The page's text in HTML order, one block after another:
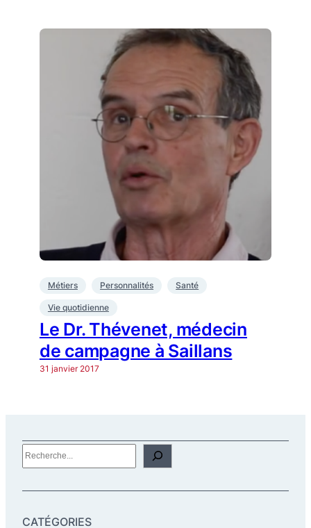
Métiers Personnalités Santé
Vie quotidienne
Le Dr. Thévenet, médecin
de campagne à Saillans
31 janvier 2017
R
e
c
e
CATÉGORIES